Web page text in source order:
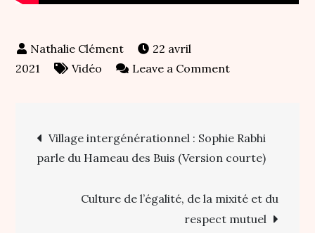
22 avril
2021
Vidéo Leave a Commenton
Vie
|
PERON
|
Navigation
de
l’article
Village intergénérationnel : Sophie Rabhi
parle du Hameau des Buis (Version courte)
Culture de l’égalité, de la mixité et du
respect mutuel